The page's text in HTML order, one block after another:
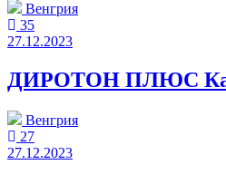
Венгрия
35
27.12.2023
ДИРОТОН ПЛЮС
Венгрия
27
27.12.2023